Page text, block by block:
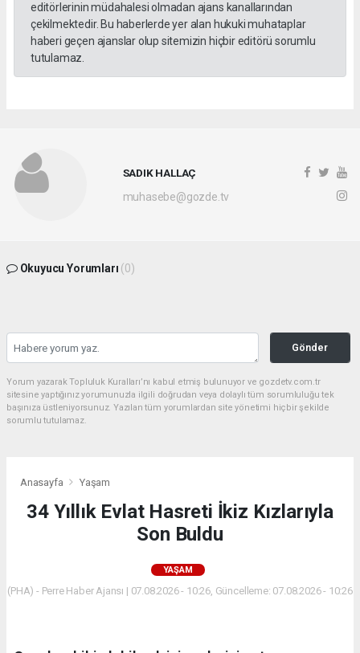
editörlerinin müdahalesi olmadan ajans kanallarından
çekilmektedir. Bu haberlerde yer alan hukuki muhataplar
haberi geçen ajanslar olup sitemizin hiçbir editörü sorumlu
tutulamaz.
SADIK HALLAÇ
muhasebe@gozde.tv
Okuyucu Yorumları (0)
Gönder
Yorum yazarak Topluluk Kuralları’nı kabul etmiş bulunuyor ve gozdetv.com.tr
sitesine yaptığınız yorumunuzla ilgili doğrudan veya dolaylı tüm sorumluluğu tek
başınıza üstleniyorsunuz. Yazılan tüm yorumlardan site yönetimi hiçbir şekilde
sorumlu tutulamaz.
Anasayfa Yaşam
34 Yıllık Evlat Hasreti İkiz Kızlarıyla
Son Buldu
YAŞAM
(PHA) - Perre Haber Ajansı | 07.08.2026 - 10:26, Güncelleme: 07.08.2026 - 10:26